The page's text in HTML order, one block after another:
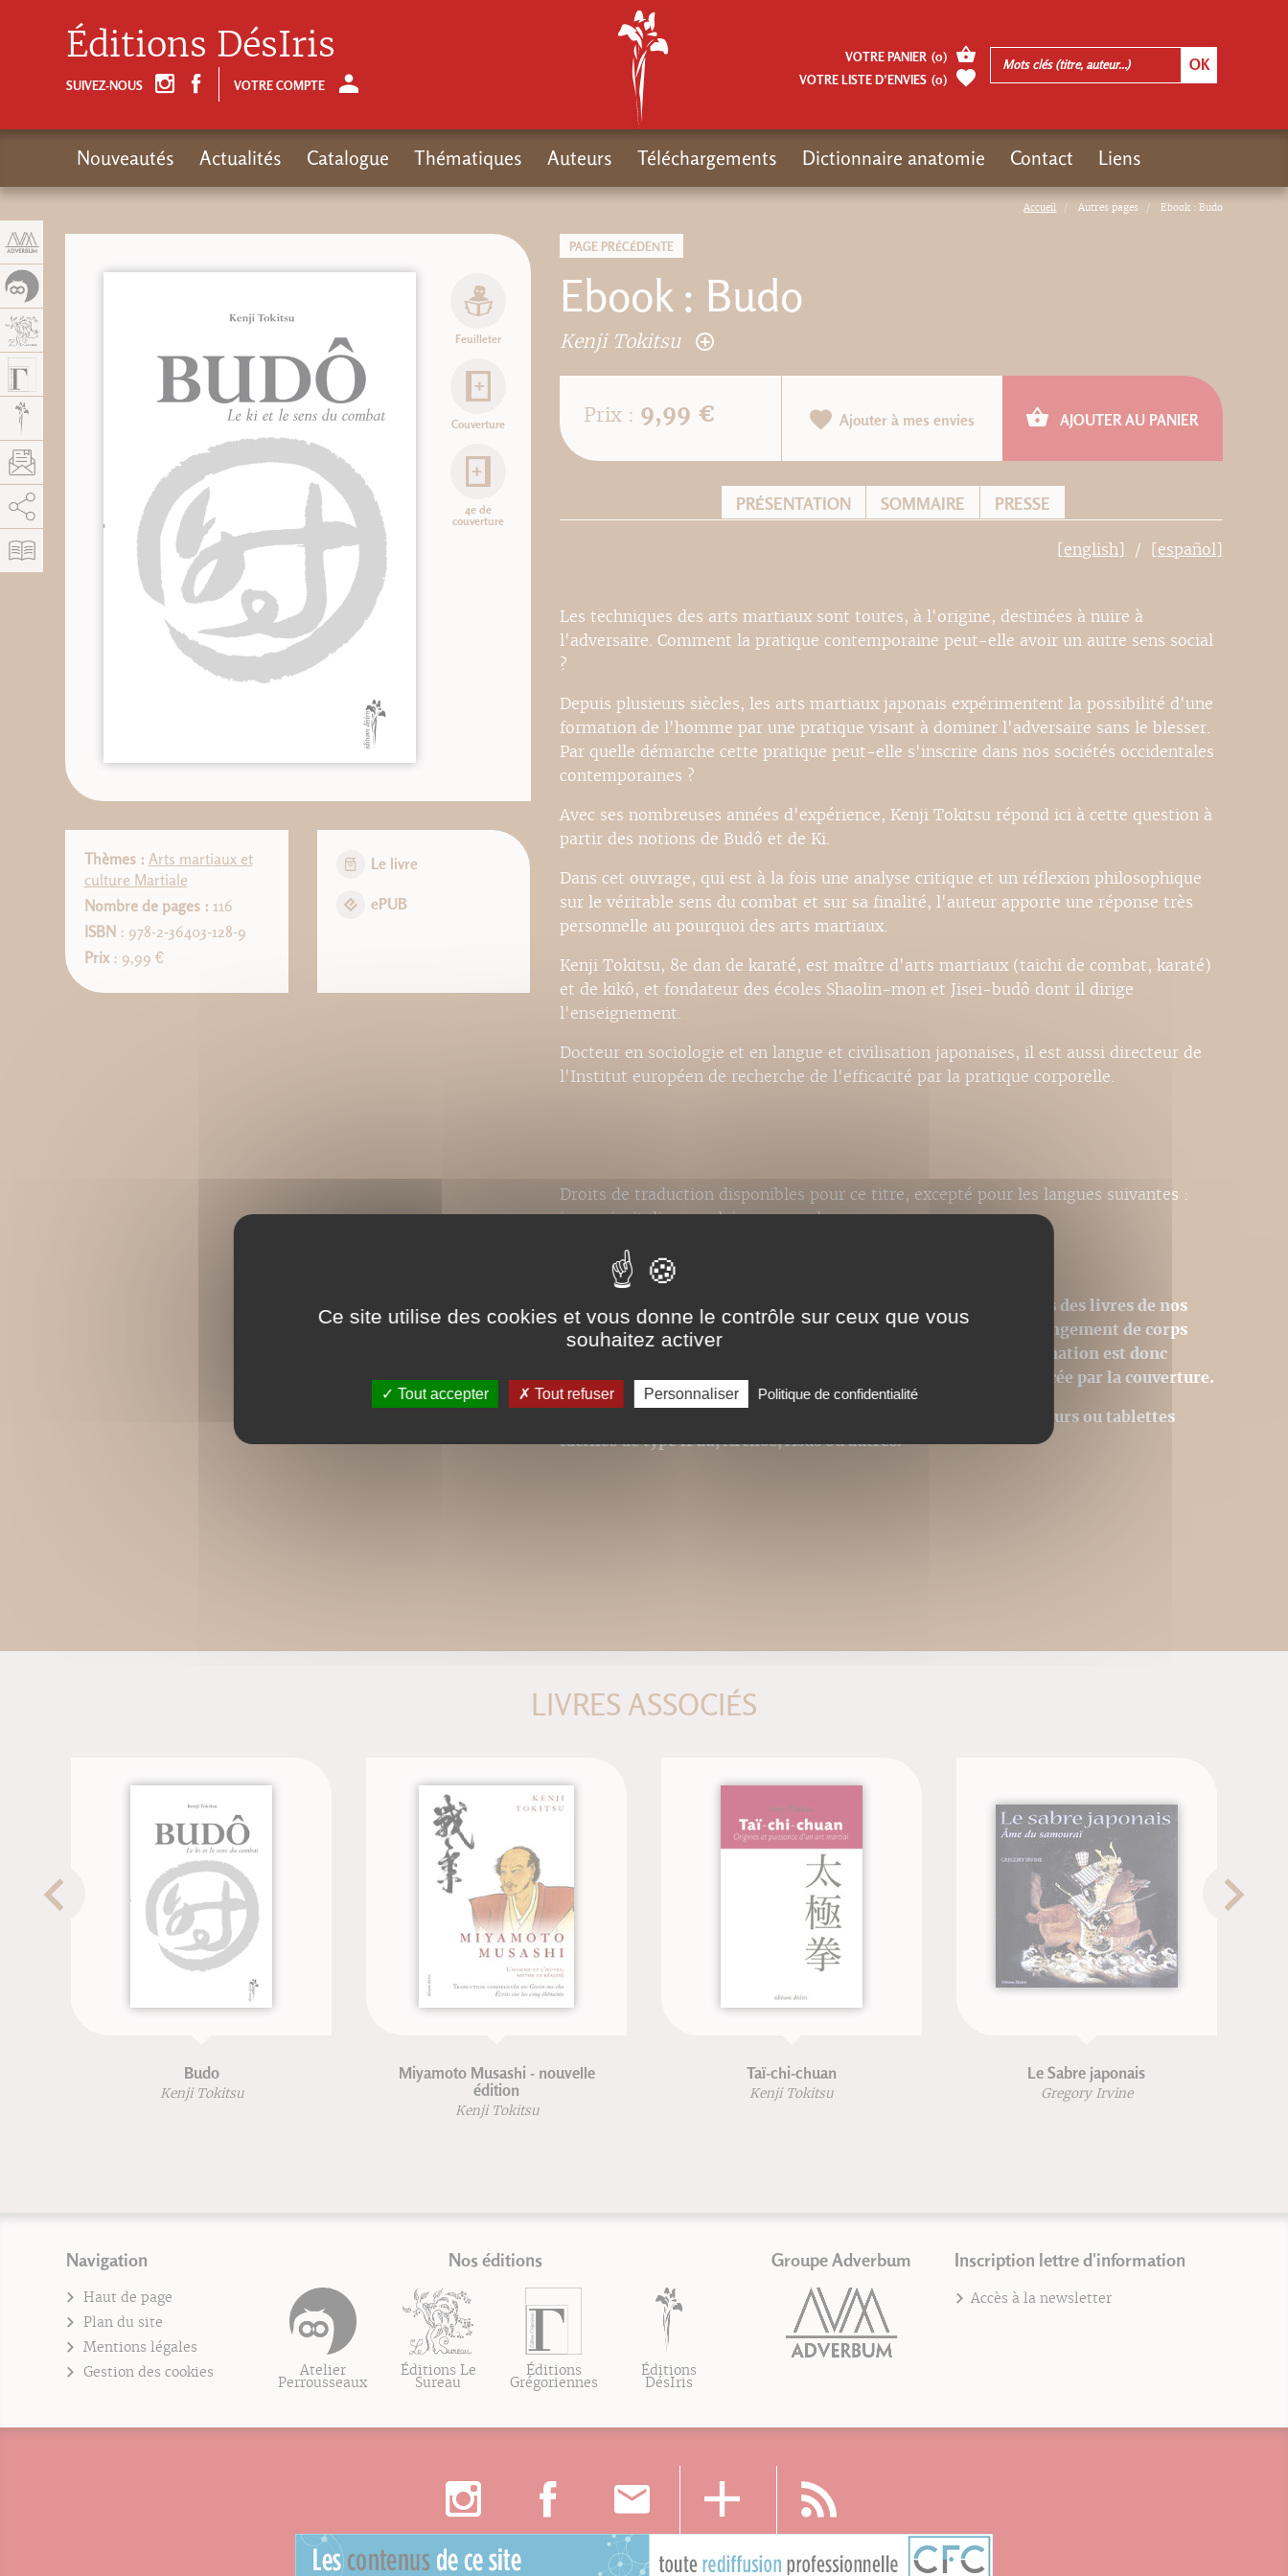
Accueil Autres pages Ebook : Budo
PAGE PRÉCÉDENTE
Ebook : Budo
Kenji Tokitsu
Feuilleter
Couverture
4e de
couverture
Thèmes : Arts martiaux et
culture Martiale
Nombre de pages : 116
ISBN : 978-2-36403-128-9
Prix: 9,99 €
Le livre
ePUB
Prix : 9,99 € Ajouter à mes envies AJOUTER AU PANIER
PRÉSENTATION SOMMAIRE PRESSE
[english] [español]
Les techniques des arts martiaux sont toutes, à l'origine, destinées à nuire à
l'adversaire. Comment la pratique contemporaine peut-elle avoir un autre sens social
?
Depuis plusieurs siècles, les arts martiaux japonais expérimentent la possibilité d'une
formation de l'homme par une pratique visant à dominer l'adversaire sans le blesser.
Par quelle démarche cette pratique peut-elle s'inscrire dans nos sociétés occidentales
contemporaines ?
Avec ses nombreuses années d'expérience, Kenji Tokitsu répond ici à cette question à
partir des notions de Budô et de Ki.
Dans cet ouvrage, qui est à la fois une analyse critique et un réflexion philosophique
sur le véritable sens du combat et sur sa finalité, l'auteur apporte une réponse très
personnelle au pourquoi des arts martiaux.
Kenji Tokitsu, 8e dan de karaté, est maître d'arts martiaux (taichi de combat, karaté)
et de kikô, et fondateur des écoles Shaolin-mon et Jisei-budô dont il dirige
l'enseignement.
Docteur en sociologie et en langue et civilisation japonaises, il est aussi directeur de
l'Institut européen de recherche de l'efficacité par la pratique corporelle.
Droits de traduction disponibles pour ce titre, excepté pour les langues suivantes :
japonais, italien, anglais, espagnol.
Nos ebooks sont des versions PDF homothétiques des livres de nos
catalogues. Ils ne sont donc pas modifiables (changement de corps
pour la police, modification des images). La pagination est donc
respectée et la première page du livre est remplacée par la couverture.
Ce format peut être lu par le logiciel Acrobat © sur des ordinateurs ou tablettes
tactiles de type iPad, Archos, Asus ou autres.
LIVRES ASSOCIÉS
Budo
Kenji Tokitsu
Miyamoto Musashi - nouvelle
édition
Kenji Tokitsu
Taï-chi-chuan
Kenji Tokitsu
Le Sabre japonais
Gregory Irvine
Navigation
Haut de page
Plan du site
Mentions légales
Gestion des cookies
Nos éditions
Atelier
Perrousseaux
Éditions Le
Sureau
Éditions
Grégoriennes
Éditions
DésIris
Groupe Adverbum Inscription lettre d'information
Accès à la newsletter
Éditions DésIris
SUIVEZ-NOUS VOTRE COMPTE
VOTRE PANIER (0)
VOTRE LISTE D’ENVIES (0)
Nouveautés Actualités Catalogue Thématiques Auteurs Téléchargements Dictionnaire anatomie Contact Liens
AddThis est désactivé. Autoriser
Ce site utilise des cookies et vous donne le contrôle sur ceux que vous
souhaitez activer
Tout accepter Tout refuser Personnaliser Politique de confidentialité